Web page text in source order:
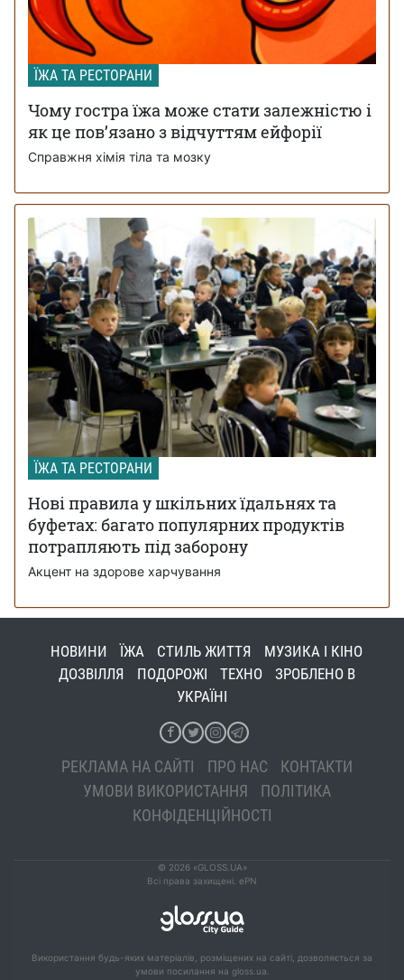
ЇЖА ТА РЕСТОРАНИ
Чому гостра їжа може стати залежністю і
як це пов’язано з відчуттям ейфорії
Справжня хімія тіла та мозку
ЇЖА ТА РЕСТОРАНИ
Нові правила у шкільних їдальнях та
буфетах: багато популярних продуктів
потрапляють під заборону
Акцент на здорове харчування
НОВИНИ ЇЖА СТИЛЬ ЖИТТЯ
МУЗИКА І КІНО
ДОЗВІЛЛЯ
ПОДОРОЖІ ТЕХНО
ЗРОБЛЕНО В
УКРАЇНІ
РЕКЛАМА НА САЙТІ ПРО НАС
КОНТАКТИ
УМОВИ ВИКОРИСТАННЯ
ПОЛІТИКА
КОНФІДЕНЦІЙНОСТІ
© 2026 «GLOSS.UA»
Всі права захищені. ePN
Використання будь-яких матеріалів, розміщених на сайті, дозволяється за
умови посилання на gloss.ua.